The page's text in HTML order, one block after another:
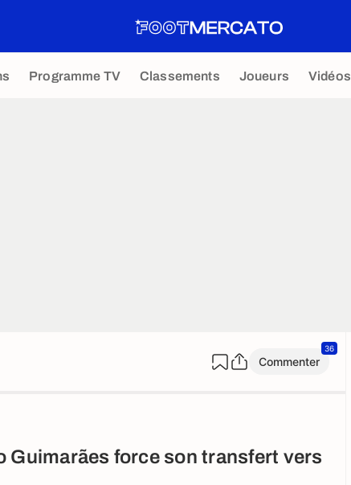
Programme TV Classements Joueurs Vidéos
Commenter
36
Guimarães force son transfert vers